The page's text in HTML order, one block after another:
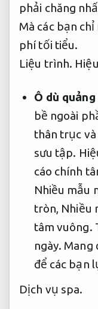
phải chăng
Mà các bạn
phí tối tiểu.
Liệu trình.
Ô dù
bề ngoài
thân trục
sưu tập.
cáo chính
Nhiều mẫu
tròn, Nhiều
tâm vuông.
ngày. Mang
để các bạn
Dịch vụ spa.